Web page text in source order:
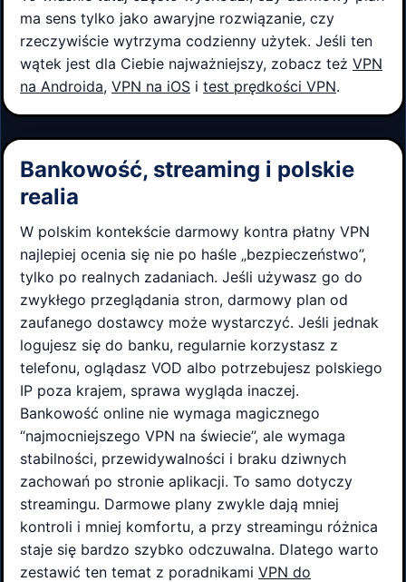
ma sens tylko jako awaryjne rozwiązanie, czy
rzeczywiście wytrzyma codzienny użytek. Jeśli ten
wątek jest dla Ciebie najważniejszy, zobacz też VPN
na Androida, VPN na iOS i test prędkości VPN.
Bankowość, streaming i polskie
realia
W polskim kontekście darmowy kontra płatny VPN
najlepiej ocenia się nie po haśle „bezpieczeństwo”,
tylko po realnych zadaniach. Jeśli używasz go do
zwykłego przeglądania stron, darmowy plan od
zaufanego dostawcy może wystarczyć. Jeśli jednak
logujesz się do banku, regularnie korzystasz z
telefonu, oglądasz VOD albo potrzebujesz polskiego
IP poza krajem, sprawa wygląda inaczej.
Bankowość online nie wymaga magicznego
“najmocniejszego VPN na świecie”, ale wymaga
stabilności, przewidywalności i braku dziwnych
zachowań po stronie aplikacji. To samo dotyczy
streamingu. Darmowe plany zwykle dają mniej
kontroli i mniej komfortu, a przy streamingu różnica
staje się bardzo szybko odczuwalna. Dlatego warto
zestawić ten temat z poradnikami VPN do